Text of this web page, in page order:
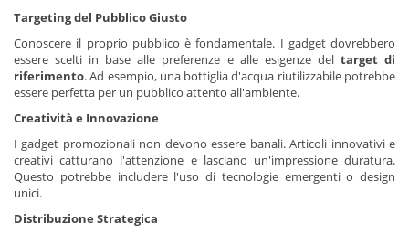
Targeting del Pubblico Giusto
Conoscere il proprio pubblico è fondamentale. I gadget dovrebbero
essere scelti in base alle preferenze e alle esigenze del target di
riferimento. Ad esempio, una bottiglia d'acqua riutilizzabile potrebbe
essere perfetta per un pubblico attento all'ambiente.
Creatività e Innovazione
I gadget promozionali non devono essere banali. Articoli innovativi e
creativi catturano l'attenzione e lasciano un'impressione duratura.
Questo potrebbe includere l'uso di tecnologie emergenti o design
unici.
Distribuzione Strategica